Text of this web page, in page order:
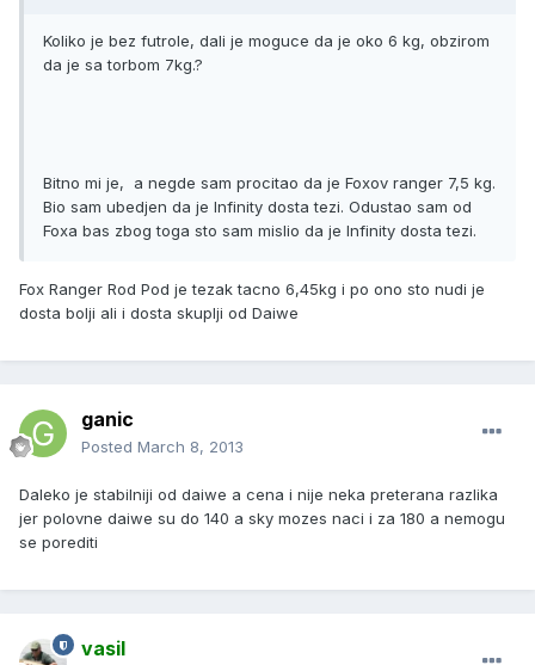
Koliko je bez futrole, dali je moguce da je oko 6 kg, obzirom
da je sa torbom 7kg.?
Bitno mi je, a negde sam procitao da je Foxov ranger 7,5 kg.
Bio sam ubedjen da je Infinity dosta tezi. Odustao sam od
Foxa bas zbog toga sto sam mislio da je Infinity dosta tezi.
Fox Ranger Rod Pod je tezak tacno 6,45kg i po ono sto nudi je
dosta bolji ali i dosta skuplji od Daiwe
ganic
Posted March 8, 2013
Daleko je stabilniji od daiwe a cena i nije neka preterana razlika
jer polovne daiwe su do 140 a sky mozes naci i za 180 a nemogu
se porediti
vasil